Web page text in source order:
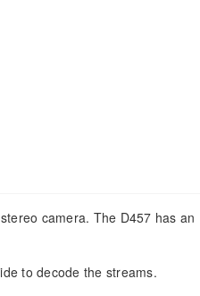
camera. The D457 has an
to decode the streams.